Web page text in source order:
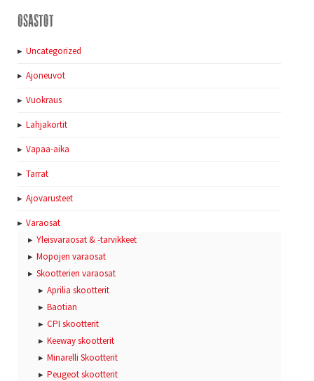
Osastot
Uncategorized
Ajoneuvot
Vuokraus
Lahjakortit
Vapaa-aika
Tarrat
Ajovarusteet
Varaosat
Yleisvaraosat & -tarvikkeet
Mopojen varaosat
Skootterien varaosat
Aprilia skootterit
Baotian
CPI skootterit
Keeway skootterit
Minarelli Skootterit
Peugeot skootterit